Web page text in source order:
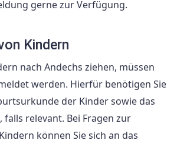
gerne zur Verfügung.
Kindern
nach Andechs ziehen, müssen
werden. Hierfür benötigen Sie
der Kinder sowie das
relevant. Bei Fragen zur
können Sie sich an das